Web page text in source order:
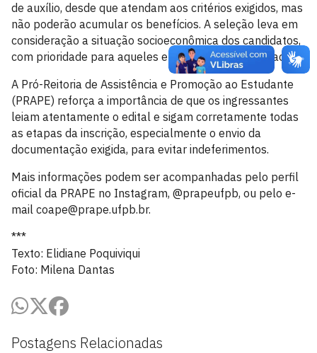
Postagens Relacionadas
de auxílio, desde que atendam aos critérios exigidos, mas
não poderão acumular os benefícios. A seleção leva em
consideração a situação socioeconômica dos candidatos,
com prioridade para aqueles em maior vulnerabilidade.
A Pró-Reitoria de Assistência e Promoção ao Estudante
(PRAPE) reforça a importância de que os ingressantes
leiam atentamente o edital e sigam corretamente todas
as etapas da inscrição, especialmente o envio da
documentação exigida, para evitar indeferimentos.
Mais informações podem ser acompanhadas pelo perfil
oficial da PRAPE no Instagram, @prapeufpb, ou pelo e-
mail coape@prape.ufpb.br.
***
Texto: Elidiane Poquiviqui
Foto: Milena Dantas